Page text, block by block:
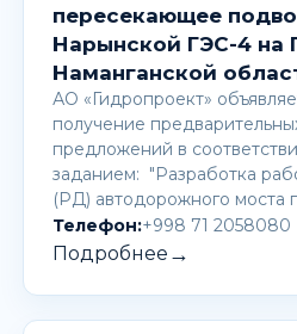
пересекающее
Нарынской ГЭС-4 на
Наманганской
АО «Гидропроект»
получение
предложений в
заданием: "Разработка
(РД) автодорожного моста
Телефон:+998 71 2058080
Подробнее →